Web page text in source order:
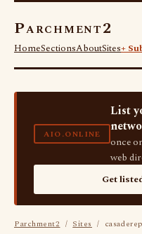
Parchment2
HomeSectionsAboutSites+
AIO.ONLINE
List
once
web
Get
Parchment2 / Sites /